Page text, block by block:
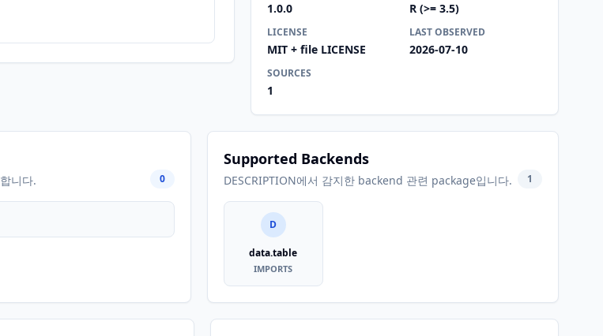
1.0.0 R (>= 3.5)
LICENSE
MIT + file LICENSE
LAST OBSERVED
2026-07-10
SOURCES
1
니다. 0
Supported Backends
DESCRIPTION에서 감지한 backend 관련 package입니다. 1
D
data.table
IMPORTS